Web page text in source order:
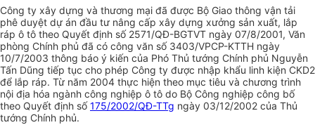
Công ty xây dựng và thương mại đã được Bộ Giao thông vận tải
phê duyệt dự án đầu tư nâng cấp xây dựng xưởng sản xuất, lắp
ráp ô tô theo Quyết định số 2571/QĐ-BGTVT ngày 07/8/2001, Văn
phòng Chính phủ đã có công văn số 3403/VPCP-KTTH ngày
10/7/2003 thông báo ý kiến của Phó Thủ tướng Chính phủ Nguyễn
Tấn Dũng tiếp tục cho phép Công ty được nhập khẩu linh kiện CKD2
để lắp ráp. Từ năm 2004 thực hiện theo mục tiêu và chương trình
nội địa hóa ngành công nghiệp ô tô do Bộ Công nghiệp công bố
theo Quyết định số175/2002/QĐ-TTg ngày 03/12/2002 của Thủ
tướng Chính phủ.